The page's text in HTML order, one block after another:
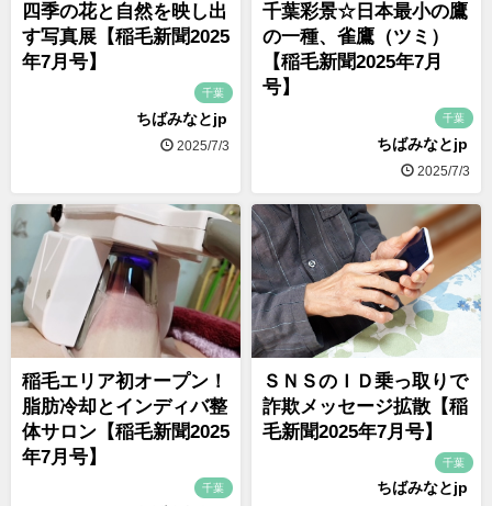
四季の花と自然を映し出
す写真展【稲毛新聞2025
年7月号】
千葉
ちばみなとjp
2025/7/3
千葉彩景☆日本最小の鷹
の一種、雀鷹（ツミ）
【稲毛新聞2025年7月
号】
千葉
ちばみなとjp
2025/7/3
稲毛エリア初オープン！
脂肪冷却とインディバ整
体サロン【稲毛新聞2025
年7月号】
千葉
ＳＮＳのＩＤ乗っ取りで
詐欺メッセージ拡散【稲
毛新聞2025年7月号】
千葉
ちばみなとjp